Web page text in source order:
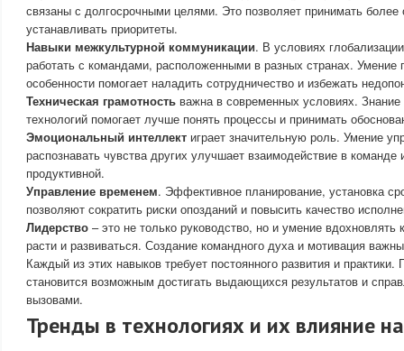
связаны с долгосрочными целями. Это позволяет принимать
устанавливать приоритеты.
Навыки межкультурной коммуникации. В условиях
работать с командами, расположенными в разных странах. Умение
особенности помогает наладить сотрудничество и избежать
Техническая грамотность важна в современных условиях.
технологий помогает лучше понять процессы и принимать
Эмоциональный интеллект играет значительную роль. Умение
распознавать чувства других улучшает взаимодействие в
продуктивной.
Управление временем. Эффективное планирование, установка
позволяют сократить риски опозданий и повысить качество
Лидерство – это не только руководство, но и умение вдохновлять
расти и развиваться. Создание командного духа и мотивация
Каждый из этих навыков требует постоянного развития и практики.
становится возможным достигать выдающихся результатов и
вызовами.
Тренды в технологиях и их влияние